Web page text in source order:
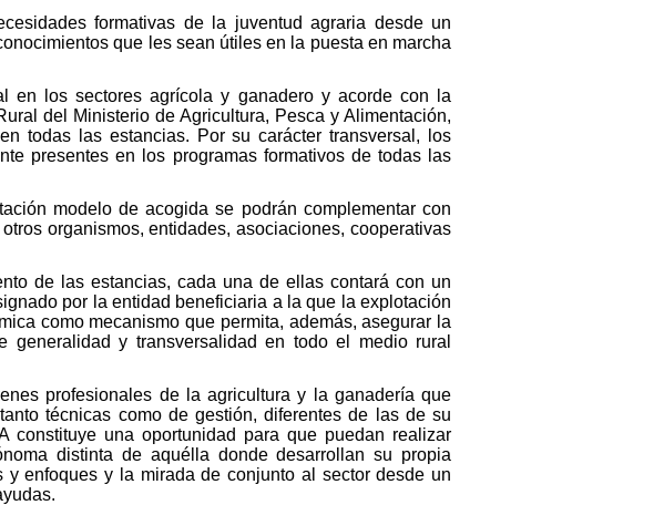
formativas de la juventud agraria desde un
que les sean útiles en la puesta en marcha
en los sectores agrícola y ganadero y acorde con la
del Ministerio de Agricultura, Pesca y Alimentación,
todas las estancias. Por su carácter transversal, los
presentes en los programas formativos de todas las
modelo de acogida se podrán complementar con
organismos, entidades, asociaciones, cooperativas
de las estancias, cada una de ellas contará con un
por la entidad beneficiaria a la que la explotación
como mecanismo que permita, además, asegurar la
y transversalidad en todo el medio rural
profesionales de la agricultura y la ganadería que
técnicas como de gestión, diferentes de las de su
constituye una oportunidad para que puedan realizar
distinta de aquélla donde desarrollan su propia
enfoques y la mirada de conjunto al sector desde un